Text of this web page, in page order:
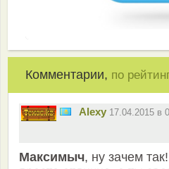
Комментарии, по
Alexy 17.04.2015 в
Максимыч, ну зачем